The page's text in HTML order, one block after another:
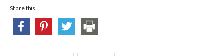
Share this...